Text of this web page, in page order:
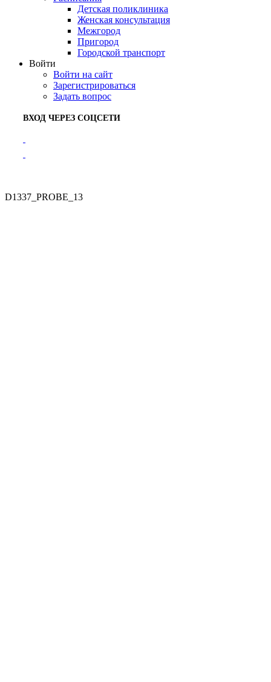
Детская поликлиника
Женская консультация
Межгород
Пригород
Городской транспорт
Войти
Войти на сайт
Зарегистрироваться
Задать вопрос
ВХОД ЧЕРЕЗ СОЦСЕТИ